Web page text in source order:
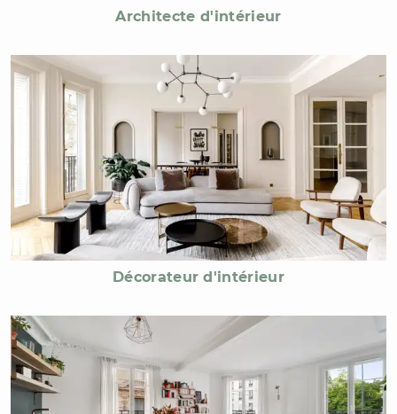
Architecte d'intérieur
Décorateur d'intérieur